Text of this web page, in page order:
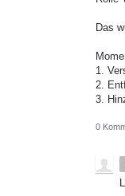
Das
1.
2.
3.
0